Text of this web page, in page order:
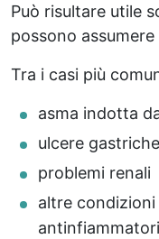
Può risultare utile
possono
Tra i casi più
asma indotta
ulcere gastriche
problemi renali
altre
antinfiammatori